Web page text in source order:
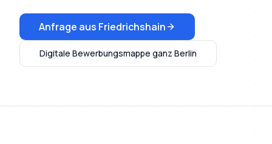
Anfrage aus Friedrichshain
Digitale Bewerbungsmappe ganz Berlin